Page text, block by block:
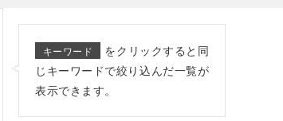
キーワード
をクリックすると同
じキーワードで絞り込んだ一覧が
表示できます。